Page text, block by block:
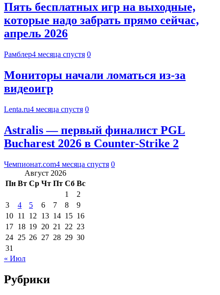
Пять бесплатных игр на выходные,
которые надо забрать прямо сейчас,
апрель 2026
Рамблер4 месяца спустя 0
Мониторы начали ломаться из-за
видеоигр
Lenta.ru4 месяца спустя 0
Astralis — первый финалист PGL
Bucharest 2026 в Counter-Strike 2
Чемпионат.com4 месяца спустя 0
Август 2026
Пн Вт Ср Чт Пт Сб Вс
1
2
3
4 5 6 7 8
9
10 11 12 13 14 15 16
17 18 19 20 21 22 23
24 25 26 27 28 29 30
31
« Июл
Рубрики